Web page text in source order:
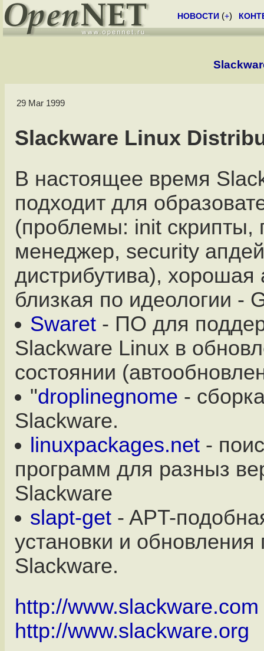
НОВОСТИ (+)
29 Mar 1999
Slackware Linux
В настоящее время
подходит для
(проблемы: init скрипты,
менеджер, security
дистрибутива), хорошая
близкая по идеологии -
Swaret - ПО для
Slackware Linux в
состоянии
"droplinegnome -
Slackware.
linuxpackages.net -
программ для разныз
Slackware
slapt-get - APT-
установки и обновления
Slackware.
http://www.slackware.com
http://www.slackware.org